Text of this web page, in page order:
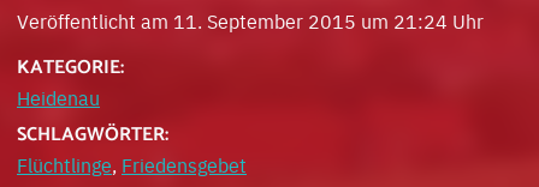
Veröffentlicht am 11. September 2015 um 21:24 Uhr
KATEGORIE:
Heidenau
SCHLAGWÖRTER:
Flüchtlinge, Friedensgebet